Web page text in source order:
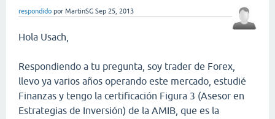
respondido por MartinSG Sep 25, 2013
Hola Usach,
Respondiendo a tu pregunta, soy trader de Forex,
llevo ya varios años operando este mercado, estudié
Finanzas y tengo la certificación Figura 3 (Asesor en
Estrategias de Inversión) de la AMIB, que es la